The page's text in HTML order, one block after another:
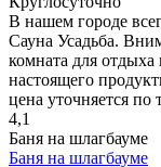
В нашем городе
Сауна Усадьба.
комната для отдыха
настоящего
цена уточняется по
4,1
Баня на шлагбауме
Баня на шлагбауме